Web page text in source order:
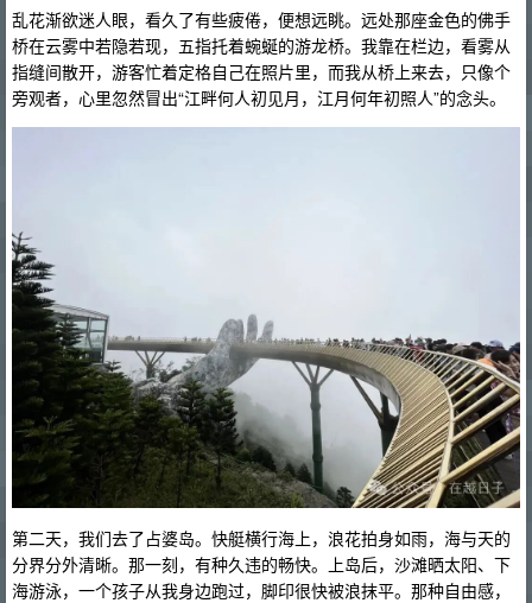
乱花渐欲迷人眼，看久了有些疲倦，便想远眺。远处那座金色的佛手
桥在云雾中若隐若现，五指托着蜿蜒的游龙桥。我靠在栏边，看雾从
指缝间散开，游客忙着定格自己在照片里，而我从桥上来去，只像个
旁观者，心里忽然冒出“江畔何人初见月，江月何年初照人”的念头。
第二天，我们去了占婆岛。快艇横行海上，浪花拍身如雨，海与天的
分界分外清晰。那一刻，有种久违的畅快。上岛后，沙滩晒太阳、下
海游泳，一个孩子从我身边跑过，脚印很快被浪抹平。那种自由感，